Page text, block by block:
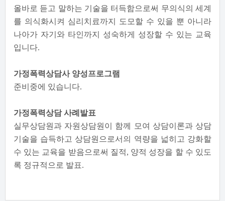
올바로 듣고 말하는 기술을 터득함으로써 무의식의 세계
를 의식화시켜 심리치료까지 도모할 수 있을 뿐 아니라
나아가 자기와 타인까지 성숙하게 성장할 수 있는 교육
입니다.
가정폭력상담사 양성프로그램
준비중에 있습니다.
가정폭력상담 사례발표
실무상담원과 자원상담원이 함께 모여 상담이론과 상담
기술을 습득하고 상담원으로서의 역량을 넓히고 강화할
수 있는 교육을 받음으로써 질적, 양적 성장을 할 수 있도
록 정규적으로 발표.